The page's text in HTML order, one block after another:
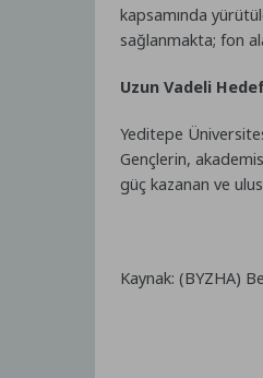
kapsamında
sağlanmakta; fon
Uzun Vadeli
Yeditepe
Gençlerin,
güç kazanan ve
Kaynak: (BYZHA)